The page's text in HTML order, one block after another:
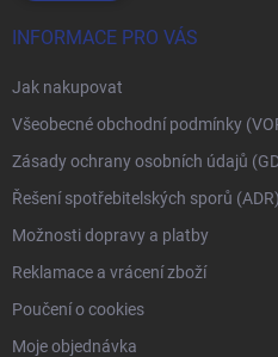
INFORMACE PRO VÁS
Jak nakupovat
Všeobecné obchodní podmínky
Zásady ochrany osobních údajů
Řešení spotřebitelských sporů (ADR)
Možnosti dopravy a platby
Reklamace a vrácení zboží
Poučení o cookies
Moje objednávka